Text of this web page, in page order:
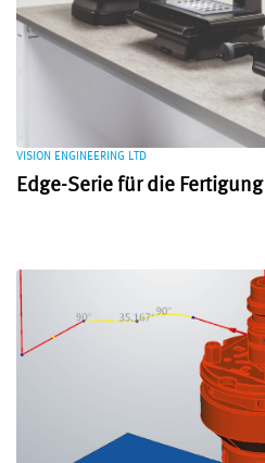
VISION ENGINEERING LTD
Edge-Serie für die Fertigung